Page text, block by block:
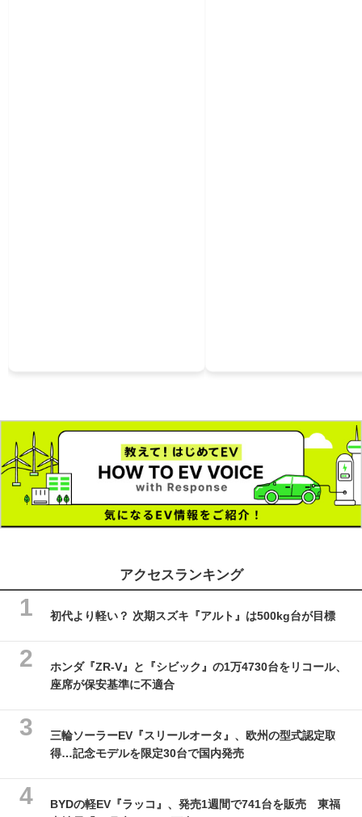
アクセスランキング
初代より軽い？ 次期スズキ『アルト』は500kg台が目標
ホンダ『ZR-V』と『シビック』の1万4730台をリコール、
座席が保安基準に不適合
三輪ソーラーEV『スリールオータ』、欧州の型式認定取
得…記念モデルを限定30台で国内発売
BYDの軽EV『ラッコ』、発売1週間で741台を販売 東福